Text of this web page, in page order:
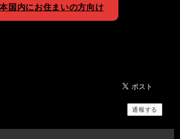
国内にお住まいの方向け
通報する